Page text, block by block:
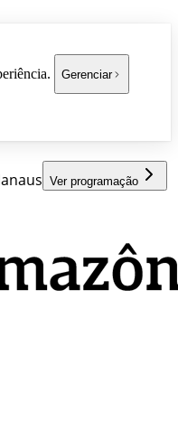
Gerenciar
Ver programação